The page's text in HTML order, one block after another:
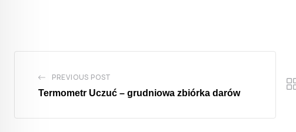
PREVIOUS POST
Termometr Uczuć – grudniowa zbiórka darów